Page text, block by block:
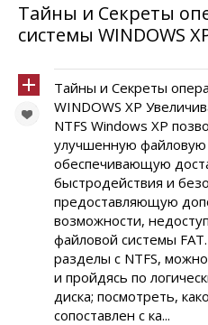
Тайны и Секреты
системы WINDOWS
Тайны и Секреты
WINDOWS XP
NTFS Windows XP
улучшенную файловую
обеспечивающую
быстродействия и
предоставляющую
возможности,
файловой системы
разделы с NTFS,
и пройдясь по
диска; посмотреть,
сопоставлен с ка...